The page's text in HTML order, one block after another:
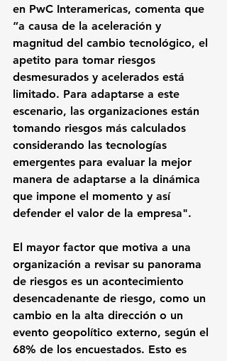
en PwC Interamericas, comenta que
“a causa de la aceleración y
magnitud del cambio tecnológico, el
apetito para tomar riesgos
desmesurados y acelerados está
limitado. Para adaptarse a este
escenario, las organizaciones están
tomando riesgos más calculados
considerando las tecnologías
emergentes para evaluar la mejor
manera de adaptarse a la dinámica
que impone el momento y así
defender el valor de la empresa".
El mayor factor que motiva a una
organización a revisar su panorama
de riesgos es un acontecimiento
desencadenante de riesgo, como un
cambio en la alta dirección o un
evento geopolítico externo, según el
68% de los encuestados. Esto es